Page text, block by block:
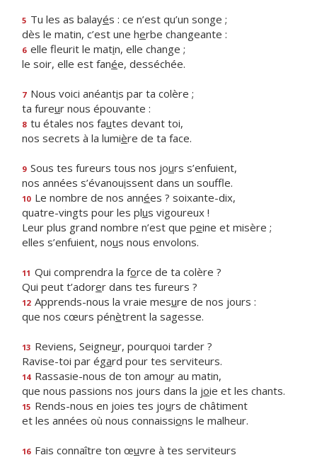
5 Tu les as balayés : ce n’est qu’un songe ;
dès le matin, c’est une herbe changeante :
6 elle fleurit le matin, elle change ;
le soir, elle est fanée, desséchée.
7 Nous voici anéantis par ta colère ;
ta fureur nous épouvante :
8 tu étales nos fautes devant toi,
nos secrets à la lumière de ta face.
9 Sous tes fureurs tous nos jours s’enfuient,
nos années s’évanouissent dans un souffle.
10 Le nombre de nos années ? soixante-dix,
quatre-vingts pour les plus vigoureux !
Leur plus grand nombre n’est que peine et misère ;
elles s’enfuient, nous nous envolons.
11 Qui comprendra la force de ta colère ?
Qui peut t’adorer dans tes fureurs ?
12 Apprends-nous la vraie mesure de nos jours :
que nos cœurs pénètrent la sagesse.
13 Reviens, Seigneur, pourquoi tarder ?
Ravise-toi par égard pour tes serviteurs.
14 Rassasie-nous de ton amour au matin,
que nous passions nos jours dans la joie et les chants.
15 Rends-nous en joies tes jours de châtiment
et les années où nous connaissions le malheur.
16 Fais connaître ton œuvre à tes serviteurs